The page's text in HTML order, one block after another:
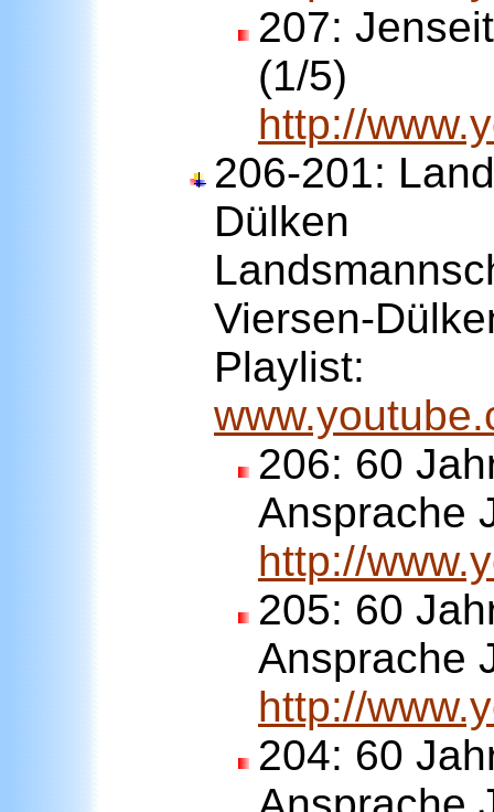
207:
(1/5)
http://
206-201:
Dülken
Viersen-
Playlist:
206: 60
Ansprache
http://
205: 60
Ansprache
http://
204: 60